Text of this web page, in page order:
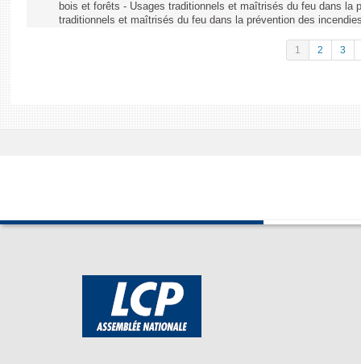
bois et forêts - Usages traditionnels et maîtrisés du feu dans la
traditionnels et maîtrisés du feu dans la prévention des
1 2 3